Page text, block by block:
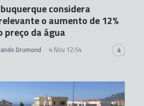
considera
o aumento de 12%
preço da água
Drumond 4 Nov 12:54 4